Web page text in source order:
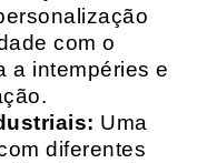
com o
a intempéries e
Uma
diferentes